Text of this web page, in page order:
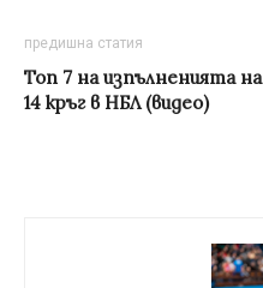
предишна статия
Топ 7 на изпълненията на
14 кръг в НБЛ (видео)